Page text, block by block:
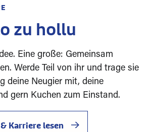
zu hollu
Eine große: Gemeinsam
Werde Teil von ihr und trage sie
deine Neugier mit, deine
gern Kuchen zum Einstand.
Karriere lesen